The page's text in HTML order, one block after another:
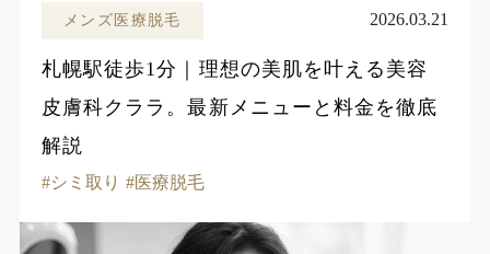
メンズ医療脱毛 2026.03.21
札幌駅徒歩1分｜理想の美肌を叶える美容
皮膚科クララ。最新メニューと料金を徹底
解説
シミ取り 医療脱毛